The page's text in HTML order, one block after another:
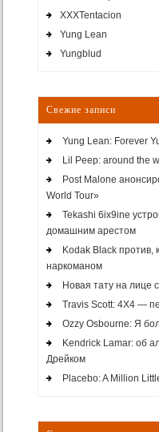
XXXTentacion
Yung Lean
Yungblud
Свежие записи
Yung Lean: Forever
Lil Peep: around the
Post Malone
World Tour»
Tekashi 6ix9ine
домашним арестом
Kodak Black против,
наркоманом
Новая тату на лице
Travis Scott: 4X4 —
Ozzy Osbourne: Я
Kendrick Lamar: об
Дрейком
Placebo: A Million